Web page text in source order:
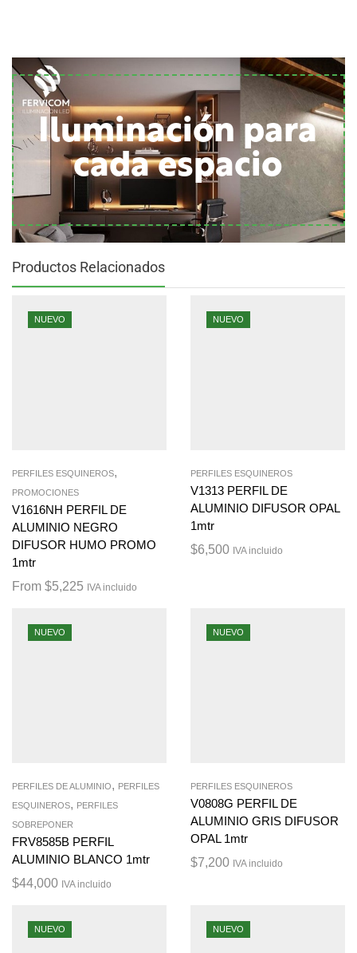
Iluminación para
cada espacio
Productos Relacionados
NUEVO
PERFILES ESQUINEROS,
PROMOCIONES
V1616NH PERFIL DE
ALUMINIO NEGRO
DIFUSOR HUMO PROMO
1mtr
From $5,225 IVA incluido
NUEVO
PERFILES ESQUINEROS
V1313 PERFIL DE
ALUMINIO DIFUSOR OPAL
1mtr
$6,500 IVA incluido
NUEVO
PERFILES DE ALUMINIO, PERFILES
ESQUINEROS, PERFILES
SOBREPONER
FRV8585B PERFIL
ALUMINIO BLANCO 1mtr
$44,000 IVA incluido
NUEVO
PERFILES ESQUINEROS
V0808G PERFIL DE
ALUMINIO GRIS DIFUSOR
OPAL 1mtr
$7,200 IVA incluido
NUEVO NUEVO